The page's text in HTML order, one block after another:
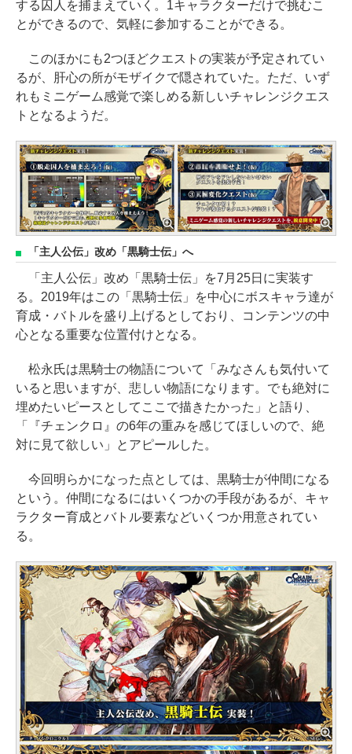
する囚人を捕まえていく。1キャラクターだけで挑むこ
とができるので、気軽に参加することができる。
このほかにも2つほどクエストの実装が予定されてい
るが、肝心の所がモザイクで隠されていた。ただ、いず
れもミニゲーム感覚で楽しめる新しいチャレンジクエス
トとなるようだ。
「主人公伝」改め「黒騎士伝」へ
「主人公伝」改め「黒騎士伝」を7月25日に実装す
る。2019年はこの「黒騎士伝」を中心にボスキャラ達が
育成・バトルを盛り上げるとしており、コンテンツの中
心となる重要な位置付けとなる。
松永氏は黒騎士の物語について「みなさんも気付いて
いると思いますが、悲しい物語になります。でも絶対に
埋めたいピースとしてここで描きたかった」と語り、
「『チェンクロ』の6年の重みを感じてほしいので、絶
対に見て欲しい」とアピールした。
今回明らかになった点としては、黒騎士が仲間になる
という。仲間になるにはいくつかの手段があるが、キャ
ラクター育成とバトル要素などいくつか用意されてい
る。